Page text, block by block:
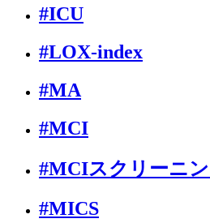
#ICU
#LOX-index
#MA
#MCI
#MCIスクリーニ
#MICS